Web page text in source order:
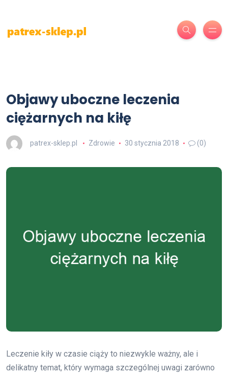
Objawy uboczne leczenia
ciężarnych na kiłę
patrex-sklep.pl Zdrowie 30 stycznia 2018 (0)
Leczenie kiły w czasie ciąży to niezwykle ważny, ale i
delikatny temat, który wymaga szczególnej uwagi zarówno